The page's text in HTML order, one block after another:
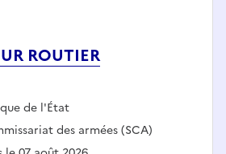
ROUTIER
:de l'État
des armées (SCA)